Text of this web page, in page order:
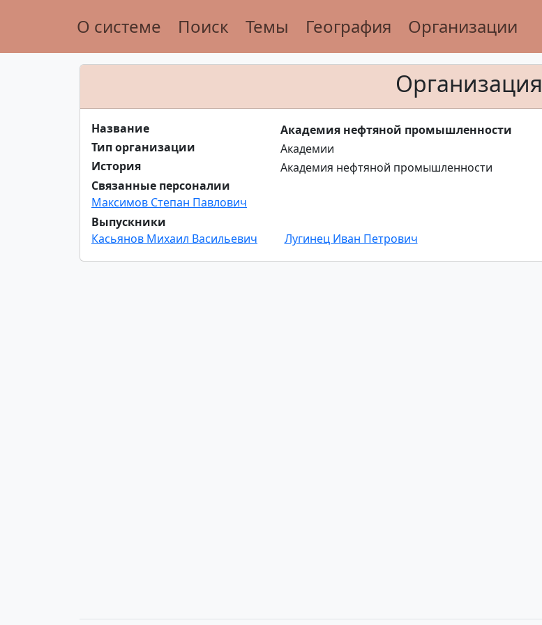
О системе Поиск Темы География Организации
Организация
Название
Академия нефтяной промышленности
Тип организации
Академии
История
Академия нефтяной промышленности
Связанные персоналии
Максимов Степан Павлович
Выпускники
Касьянов Михаил Васильевич
Лугинец Иван Петрович